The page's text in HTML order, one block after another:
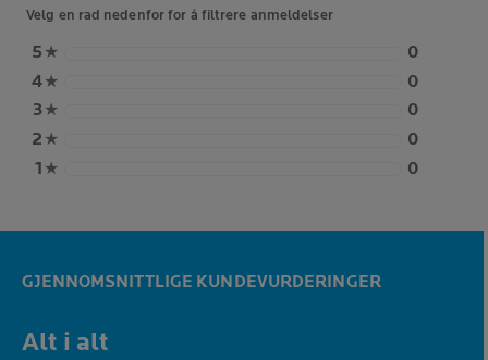
Velg en rad nedenfor for å filtrere anmeldelser
5 ★
0
4★
0
3★
0
2 ★
0
1 ★ 0
GJENNOMSNITTLIGE KUNDEVURDERINGER
Alt i alt
0,0 out of 5 stars